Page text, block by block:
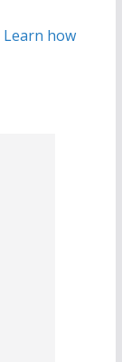
Learn how